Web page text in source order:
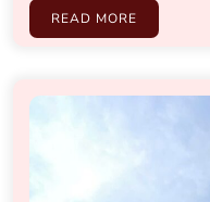
READ MORE